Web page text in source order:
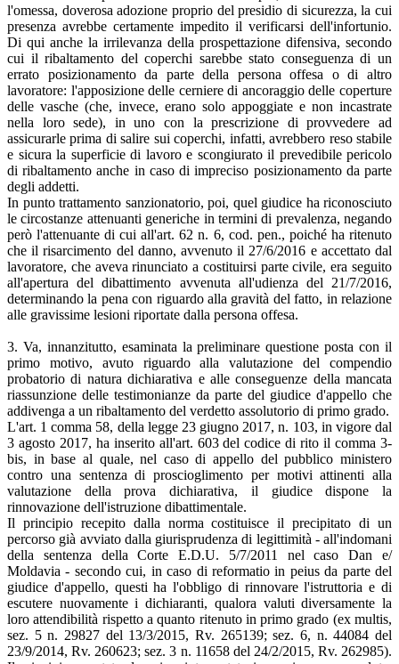
l'omessa, doverosa adozione proprio del presidio di sicurezza, la cui
presenza avrebbe certamente impedito il verificarsi dell'infortunio.
Di qui anche la irrilevanza della prospettazione difensiva, secondo
cui il ribaltamento del coperchi sarebbe stato conseguenza di un
errato posizionamento da parte della persona offesa o di altro
lavoratore: l'apposizione delle cerniere di ancoraggio delle coperture
delle vasche (che, invece, erano solo appoggiate e non incastrate
nella loro sede), in uno con la prescrizione di provvedere ad
assicurarle prima di salire sui coperchi, infatti, avrebbero reso stabile
e sicura la superficie di lavoro e scongiurato il prevedibile pericolo
di ribaltamento anche in caso di impreciso posizionamento da parte
degli addetti.
In punto trattamento sanzionatorio, poi, quel giudice ha riconosciuto
le circostanze attenuanti generiche in termini di prevalenza, negando
però l'attenuante di cui all'art. 62 n. 6, cod. pen., poiché ha ritenuto
che il risarcimento del danno, avvenuto il 27/6/2016 e accettato dal
lavoratore, che aveva rinunciato a costituirsi parte civile, era seguito
all'apertura del dibattimento avvenuta all'udienza del 21/7/2016,
determinando la pena con riguardo alla gravità del fatto, in relazione
alle gravissime lesioni riportate dalla persona offesa.
3. Va, innanzitutto, esaminata la preliminare questione posta con il
primo motivo, avuto riguardo alla valutazione del compendio
probatorio di natura dichiarativa e alle conseguenze della mancata
riassunzione delle testimonianze da parte del giudice d'appello che
addivenga a un ribaltamento del verdetto assolutorio di primo grado.
L'art. 1 comma 58, della legge 23 giugno 2017, n. 103, in vigore dal
3 agosto 2017, ha inserito all'art. 603 del codice di rito il comma 3-
bis, in base al quale, nel caso di appello del pubblico ministero
contro una sentenza di proscioglimento per motivi attinenti alla
valutazione della prova dichiarativa, il giudice dispone la
rinnovazione dell'istruzione dibattimentale.
Il principio recepito dalla norma costituisce il precipitato di un
percorso già avviato dalla giurisprudenza di legittimità - all'indomani
della sentenza della Corte E.D.U. 5/7/2011 nel caso Dan e/
Moldavia - secondo cui, in caso di reformatio in peius da parte del
giudice d'appello, questi ha l'obbligo di rinnovare l'istruttoria e di
escutere nuovamente i dichiaranti, qualora valuti diversamente la
loro attendibilità rispetto a quanto ritenuto in primo grado (ex multis,
sez. 5 n. 29827 del 13/3/2015, Rv. 265139; sez. 6, n. 44084 del
23/9/2014, Rv. 260623; sez. 3 n. 11658 del 24/2/2015, Rv. 262985).